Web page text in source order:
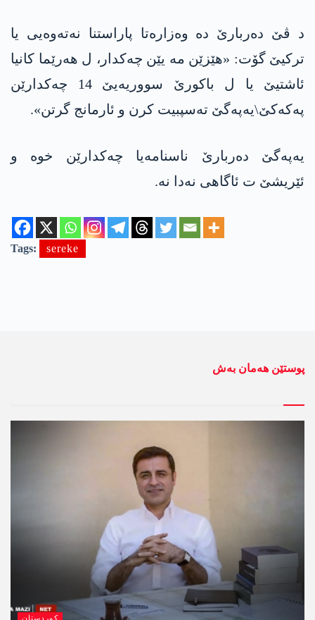
د ڤێ ده‌ربارێ ده‌ وەزارەتا پاراستنا نەتەوەیی یا
تركیێ گۆت: «هێزێن مە یێن چەکدار، ل هەرێما كانیا
ئاشتیێ یا ل باكورێ سووریه‌یێ 14 چه‌كدارێن
په‌كه‌كێ\یه‌په‌گێ ته‌سپبیت كرن و ئارمانج گرتن».
یه‌په‌گێ ده‌ربارێ ناسنامه‌یا چه‌كدارێن خوه‌ و
ئێریشێ ت ئاگاهی نه‌دا نه‌.
Tags: sereke
پوستێن ھەمان بەش
کوردستان